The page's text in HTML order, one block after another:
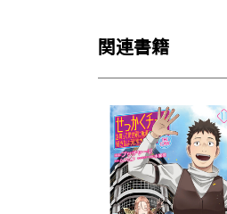
関連書籍